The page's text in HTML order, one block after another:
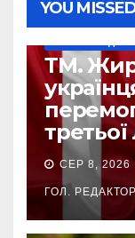
YOU
ТМ.
третьої
СЕР 8, 2026
ГОЛ.